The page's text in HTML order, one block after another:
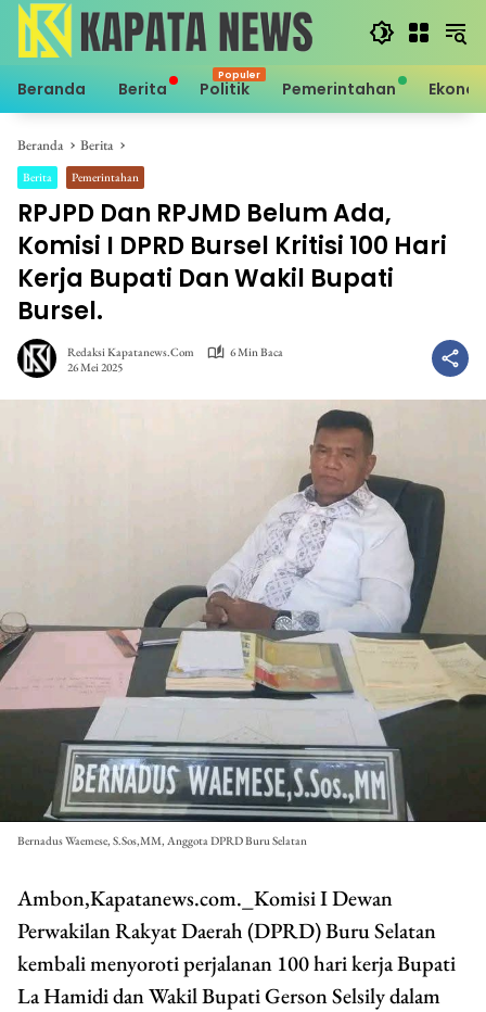
Langsung
konten
Beranda Berita Politik Pemerintahan
Beranda Berita
Berita Pemerintahan
RPJPD Dan RPJMD Belum Ada,
Komisi I DPRD Bursel Kritisi 100 Hari
Kerja Bupati Dan Wakil Bupati
Bursel.
Redaksi Kapatanews.com
6 Min Baca
26 Mei 2025
Bernadus Waemese, S.Sos,MM, Anggota DPRD Buru Selatan
Ambon,Kapatanews.com._Komisi I Dewan
Perwakilan Rakyat Daerah (DPRD) Buru Selatan
kembali menyoroti perjalanan 100 hari kerja Bupati
La Hamidi dan Wakil Bupati Gerson Selsily dalam